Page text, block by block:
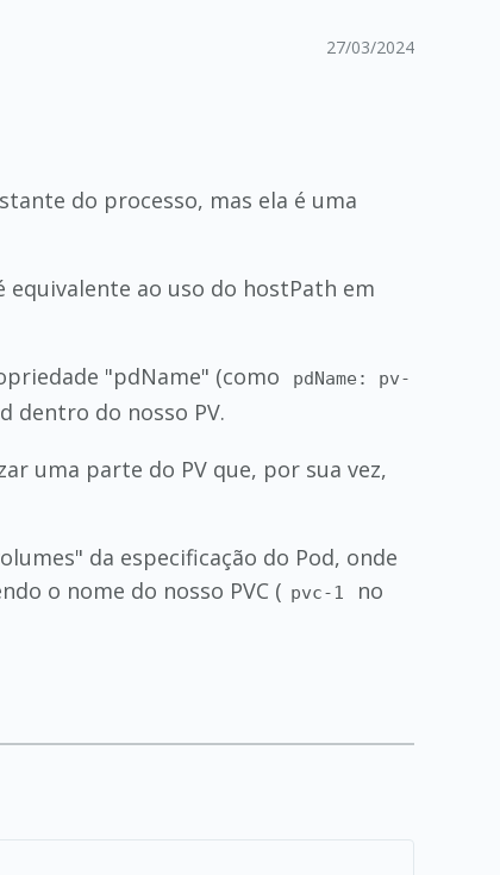
27/03/2024
do processo, mas ela é uma
equivalente ao uso do hostPath em
"pdName" (como
pdName: pv-
dentro do nosso PV.
uma parte do PV que, por sua vez,
da especificação do Pod, onde
o nome do nosso PVC ( pvc-1
no